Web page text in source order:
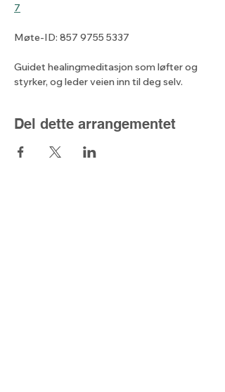
7
Møte-ID: 857 9755 5337
Guidet healingmeditasjon som løfter og
styrker, og leder veien inn til deg selv.
Del dette arrangementet